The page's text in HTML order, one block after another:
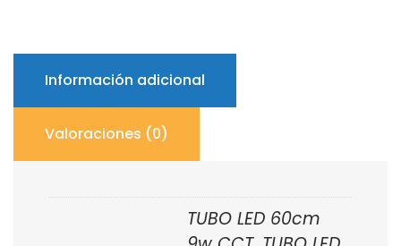
Información adicional
Valoraciones (0)
TUBO LED 60cm